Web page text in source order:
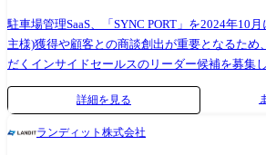
駐車場管理SaaS、「SYNC PORT」を2024年10
主様)獲得や顧客との商談創出が重要となるため
だくインサイドセールスのリーダー候補を募集します。 ・顧客
ケーションの戦略立案と実行 ・顧客とコミュ
を特定し、商談調整 ・顧客からの問い合わせ
詳細を見る
ランディット株式会社